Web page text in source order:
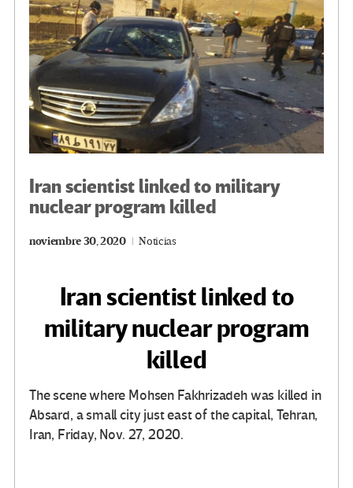
k
tir
Iran scientist linked to military
nuclear program killed
noviembre 30, 2020 Noticias
Iran scientist linked to
military nuclear program
killed
The scene where Mohsen Fakhrizadeh was killed in
Absard, a small city just east of the capital, Tehran,
Iran, Friday, Nov. 27, 2020.